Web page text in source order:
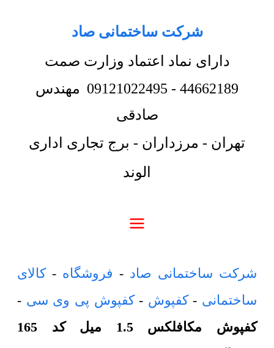
شرکت ساختمانی صاد
دارای نماد اعتماد وزارت صمت
44662189
-
09121022495 مهندس
صادقی
تهران - مرزداران - برج تجاری اداری
الوند
شرکت ساختمانی صاد - فروشگاه -کالای
ساختمانی -کفپوش -کفپوش پی وی سی -
کفپوش مکافلکس 1.5 میل کد 165